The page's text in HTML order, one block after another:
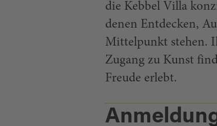
die Kebbel Villa
denen Entdecken,
Mittelpunkt stehen.
Zugang zu Kunst
Freude erlebt.